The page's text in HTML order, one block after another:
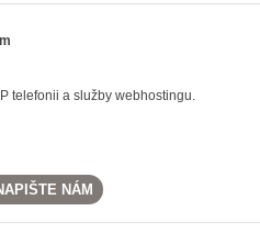
telefonii a služby webhostingu.
NÁM